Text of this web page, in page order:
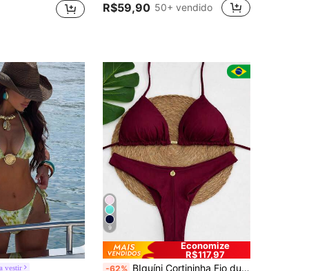
R$59,90 50+ vendido
vestir
9
Economize
R$117,97
-62% BIquíni Cortininha Fio duplo com Amarração